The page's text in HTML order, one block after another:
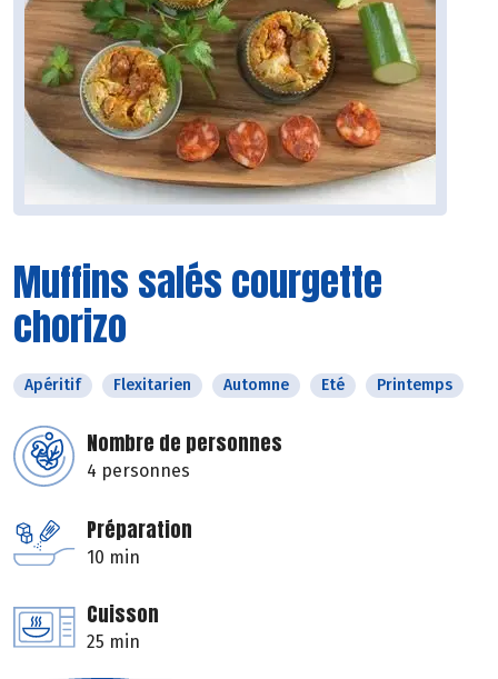
Muffins salés courgette
chorizo
Apéritif Flexitarien Automne Eté Printemps
Nombre de personnes
4 personnes
Préparation
10 min
Cuisson
25 min